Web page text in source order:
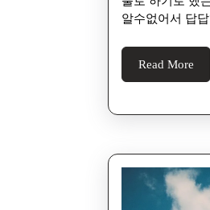
알수없어서 답
Read More